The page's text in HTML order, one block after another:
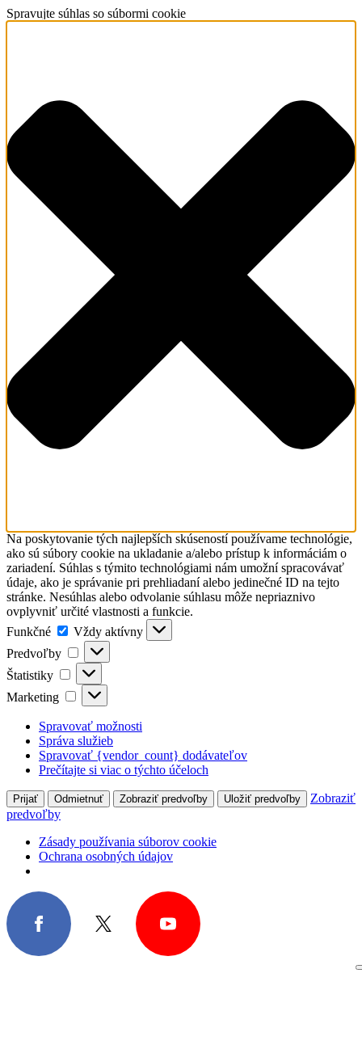
Spravujte súhlas so súbormi cookie
Na poskytovanie tých najlepších skúseností používame technológie,
ako sú súbory cookie na ukladanie a/alebo prístup k informáciám o
zariadení. Súhlas s týmito technológiami nám umožní spracovávať
údaje, ako je správanie pri prehliadaní alebo jedinečné ID na tejto
stránke. Nesúhlas alebo odvolanie súhlasu môže nepriaznivo
ovplyvniť určité vlastnosti a funkcie.
Funkčné
Funkčné
Vždy aktívny
Predvoľby
Predvoľby
Štatistiky Štatistiky
Marketing Marketing
Spravovať možnosti
Správa služieb
Spravovať {vendor_count} dodávateľov
Prečítajte si viac o týchto účeloch
Prijať Odmietnuť Zobraziť predvoľby Uložiť predvoľby
Zobraziť
predvoľby
Zásady používania súborov cookie
Ochrana osobných údajov